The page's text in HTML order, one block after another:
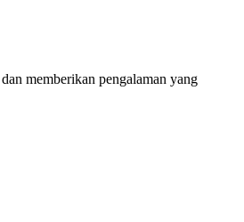
memberikan pengalaman yang